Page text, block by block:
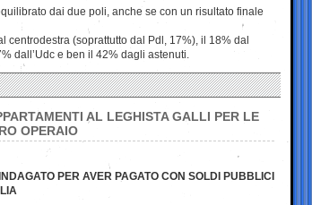
dai due poli, anche se con un risultato finale
centrodestra (soprattutto dal Pdl, 17%), il 18% dal
dall’Udc e ben il 42% dagli astenuti.
AL LEGHISTA GALLI PER LE
OPERAIO
PER AVER PAGATO CON SOLDI PUBBLICI